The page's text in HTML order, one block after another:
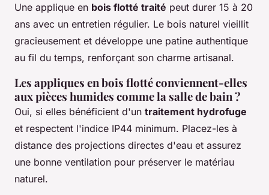
Une applique en bois flotté traité peut durer 15 à 20
ans avec un entretien régulier. Le bois naturel vieillit
gracieusement et développe une patine authentique
au fil du temps, renforçant son charme artisanal.
Les appliques en bois flotté conviennent-elles
aux pièces humides comme la salle de bain ?
Oui, si elles bénéficient d'un traitement hydrofuge
et respectent l'indice IP44 minimum. Placez-les à
distance des projections directes d'eau et assurez
une bonne ventilation pour préserver le matériau
naturel.